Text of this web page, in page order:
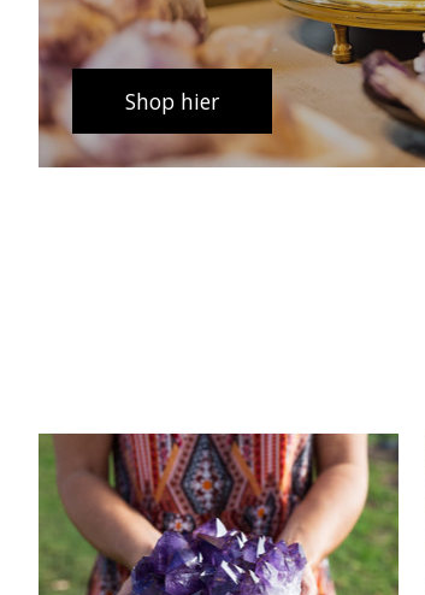
Shop hier